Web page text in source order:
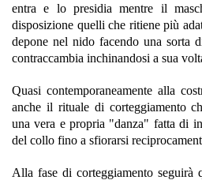
entra e lo presidia mentre il
disposizione quelli che ritiene più
depone nel nido facendo una sorta
contraccambia inchinandosi a sua
Quasi contemporaneamente alla
anche il rituale di corteggiamento
una vera e propria "danza" fatta di
del collo fino a sfiorarsi
Alla fase di corteggiamento seguirà